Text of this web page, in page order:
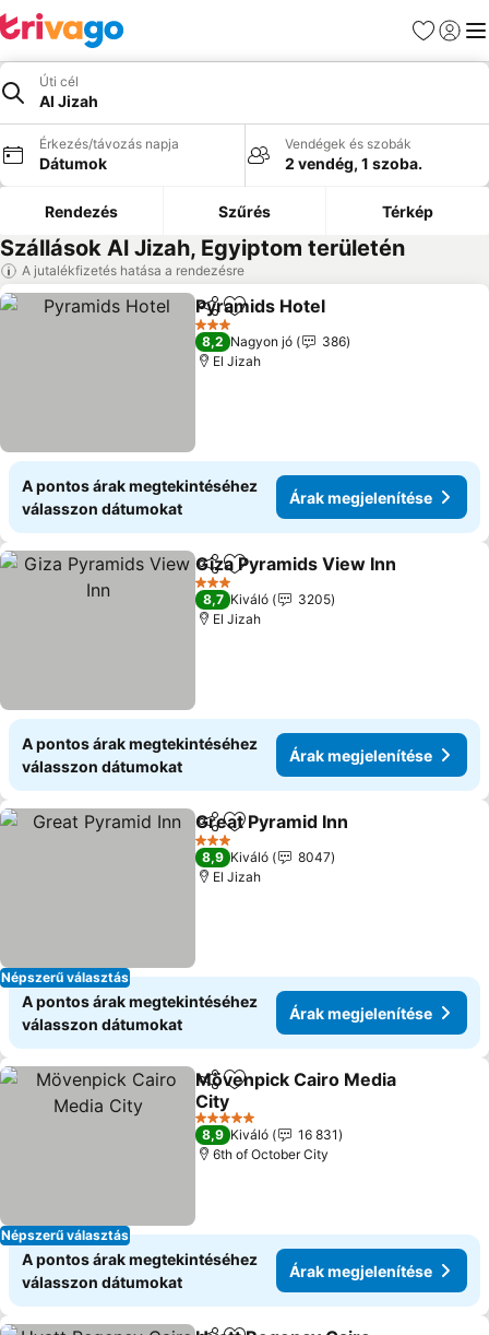
Kedvencek
Úti cél
Al Jizah
Érkezés/távozás napja
Dátumok
Vendégek és szobák
2 vendég, 1 szoba.
Rendezés Szűrés Térkép
Szállások Al Jizah, Egyiptom területén
A jutalékfizetés hatása a rendezésre
Megosztás
Hozzáadás a kedvencekhez
Pyramids Hotel
3 Kategória
8,2 Nagyon jó
386
El Jizah
A pontos árak megtekintéséhez
válasszon dátumokat
Árak megjelenítése
Megosztás
Hozzáadás a kedvencekhez
Giza Pyramids View Inn
3 Kategória
8,7 Kiváló
3205
El Jizah
A pontos árak megtekintéséhez
válasszon dátumokat
Árak megjelenítése
Népszerű választás
Megosztás
Hozzáadás a kedvencekhez
Great Pyramid Inn
3 Kategória
8,9 Kiváló
8047
El Jizah
A pontos árak megtekintéséhez
válasszon dátumokat
Árak megjelenítése
Népszerű választás
Megosztás
Hozzáadás a kedvencekhez
Mövenpick Cairo Media
City
Árak megjelenítése
5 Kategória
8,9 Kiváló
16 831
6th of October City
A pontos árak megtekintéséhez
válasszon dátumokat
Árak megjelenítése